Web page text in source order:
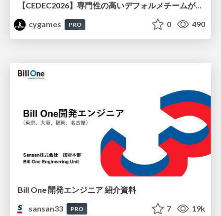
【CEDEC2026】専門性の高いデフォルメチームが挑んだ人材育成戦略 〜Cygames Academiaの企画から実施まで〜
cygames
PRO 0 490
Bill One 開発エンジニア 紹介資料
sansan33
PRO 7 19k